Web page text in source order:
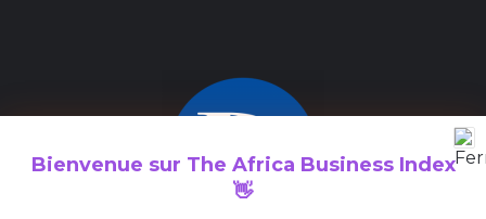
Bienvenue sur The Africa Business Index
👋